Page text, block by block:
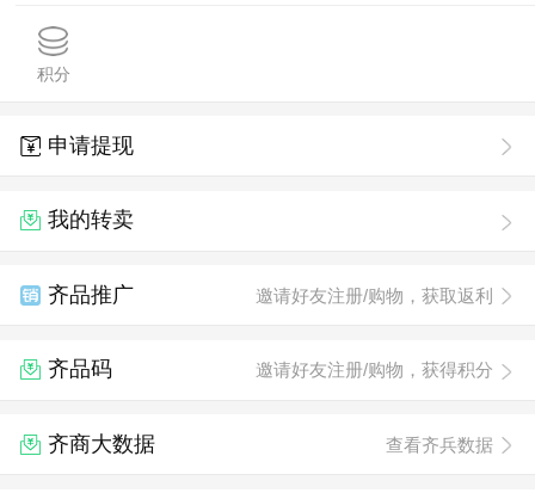
积分
申请提现
我的转卖
齐品推广 邀请好友注册/购物，获取返利
齐品码 邀请好友注册/购物，获得积分
齐商大数据 查看齐兵数据